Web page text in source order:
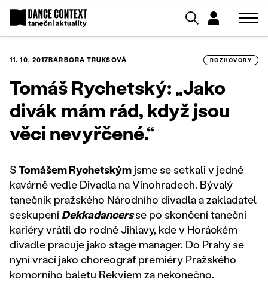
11. 10. 2017BARBORA TRUKSOVÁ ROZHOVORY
Tomáš Rychetský: „Jako
divák mám rád, když jsou
věci nevyřčené.“
STomášem Rychetskýmjsme se setkali v jedné
kavárně vedle Divadla na Vinohradech. Bývalý
tanečník pražského Národního divadla a zakladatel
seskupení Dekkadancersse po skončení taneční
kariéry vrátil do rodné Jihlavy, kde v Horáckém
divadle pracuje jako stage manager. Do Prahy se
nyní vrací jako choreograf premiéry Pražského
komorního baletu Rekviem za nekonečno.